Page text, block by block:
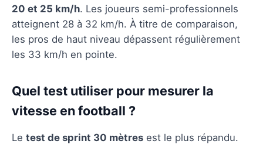
20 et 25 km/h. Les joueurs semi-professionnels
atteignent 28 à 32 km/h. À titre de comparaison,
les pros de haut niveau dépassent régulièrement
les 33 km/h en pointe.
Quel test utiliser pour mesurer la
vitesse en football ?
Le test de sprint 30 mètres est le plus répandu.